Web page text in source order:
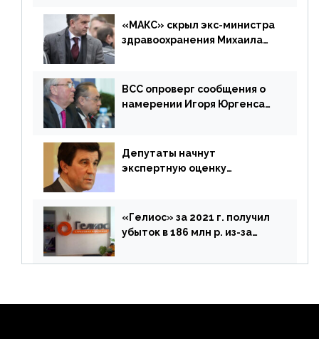
«МАКС» скрыл экс-министра
здравоохранения Михаила
ВСС опроверг сообщения о
намерении Игоря Юргенса
Депутаты начнут
экспертную оценку
«Гелиос» за 2021 г. получил
убыток в 186 млн р. из-за
реализации недвижимости